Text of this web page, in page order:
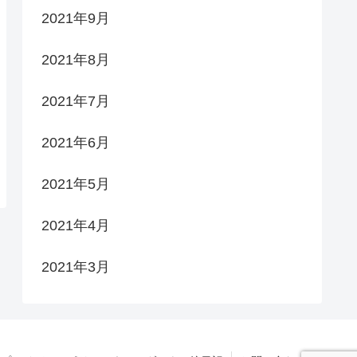
2021年9月
2021年8月
2021年7月
2021年6月
2021年5月
2021年4月
2021年3月